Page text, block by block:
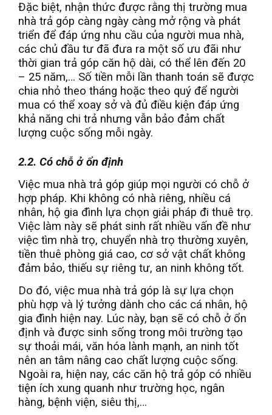
Đặc biệt, nhận thức được rằng thị trường mua
nhà trả góp càng ngày càng mở rộng và phát
triển để đáp ứng nhu cầu của người mua nhà,
các chủ đầu tư đã đưa ra một số ưu đãi như
thời gian trả góp căn hộ dài, có thể lên đến 20
– 25 năm,… Số tiền mỗi lần thanh toán sẽ được
chia nhỏ theo tháng hoặc theo quý để người
mua có thể xoay sở và đủ điều kiện đáp ứng
khả năng chi trả nhưng vẫn bảo đảm chất
lượng cuộc sống mỗi ngày.
2.2. Có chỗ ở ổn định
Việc mua nhà trả góp giúp mọi người có chỗ ở
hợp pháp. Khi không có nhà riêng, nhiều cá
nhân, hộ gia đình lựa chọn giải pháp đi thuê trọ.
Việc làm này sẽ phát sinh rất nhiều vấn đề như
việc tìm nhà trọ, chuyển nhà trọ thường xuyên,
tiền thuê phòng giá cao, cơ sở vật chất không
đảm bảo, thiếu sự riêng tư, an ninh không tốt.
Do đó, việc mua nhà trả góp là sự lựa chọn
phù hợp và lý tưởng dành cho các cá nhân, hộ
gia đình hiện nay. Lúc này, bạn sẽ có chỗ ở ổn
định và được sinh sống trong môi trường tạo
sự thoải mái, văn hóa lành mạnh, an ninh tốt
nên an tâm nâng cao chất lượng cuộc sống.
Ngoài ra, hiện nay, các căn hộ trả góp có nhiều
tiện ích xung quanh như trường học, ngân
hàng, bệnh viện, siêu thị,…